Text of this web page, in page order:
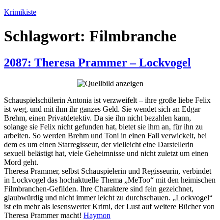
Zum
springen
Krimikiste
Schlagwort: Filmbranche
2087: Theresa Prammer – Lockvogel
Schauspielschülerin Antonia ist verzweifelt – ihre große liebe Felix
ist weg, und mit ihm ihr ganzes Geld. Sie wendet sich an Edgar
Brehm, einen Privatdetektiv. Da sie ihn nicht bezahlen kann,
solange sie Felix nicht gefunden hat, bietet sie ihm an, für ihn zu
arbeiten. So werden Brehm und Toni in einen Fall verwickelt, bei
dem es um einen Starregisseur, der vielleicht eine Darstellerin
sexuell belästigt hat, viele Geheimnisse und nicht zuletzt um einen
Mord geht.
Theresa Prammer, selbst Schauspielerin und Regisseurin, verbindet
in Lockvogel das hochaktuelle Thema „MeToo“ mit den heimischen
Filmbranchen-Gefilden. Ihre Charaktere sind fein gezeichnet,
glaubwürdig und nicht immer leicht zu durchschauen. „Lockvogel“
ist ein mehr als lesenswerter Krimi, der Lust auf weitere Bücher von
Theresa Prammer macht! Haymon